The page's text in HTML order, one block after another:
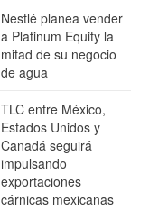
Nestlé planea vender
a Platinum Equity la
mitad de su negocio
de agua
TLC entre México,
Estados Unidos y
Canadá seguirá
impulsando
exportaciones
cárnicas mexicanas